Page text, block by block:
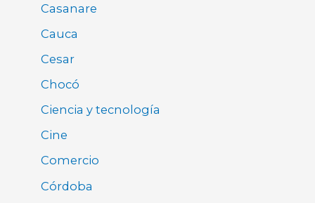
Casanare
Cauca
Cesar
Chocó
Ciencia y tecnología
Cine
Comercio
Córdoba